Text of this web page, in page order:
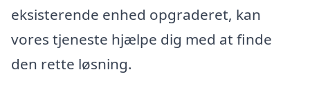
eksisterende enhed opgraderet, kan
vores tjeneste hjælpe dig med at finde
den rette løsning.